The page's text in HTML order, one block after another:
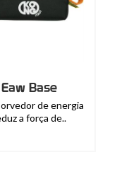
Eaw Base
de energia
a força de..